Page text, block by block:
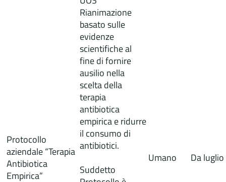
Protocollo
aziendale “Terapia
Antibiotica
Empirica”
Rianimazione
basato sulle
evidenze
scientifiche al
fine di fornire
ausilio nella
scelta della
terapia
antibiotica
empirica e ridurre
il consumo di
antibiotici.
Suddetto
Umano Da